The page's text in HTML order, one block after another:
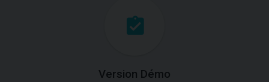
Version Démo